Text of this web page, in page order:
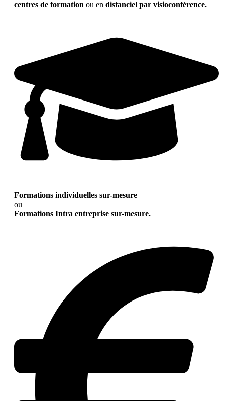
centres de formation ou en distanciel par visioconférence.
Formations individuelles sur-mesure
ou
Formations Intra entreprise sur-mesure.